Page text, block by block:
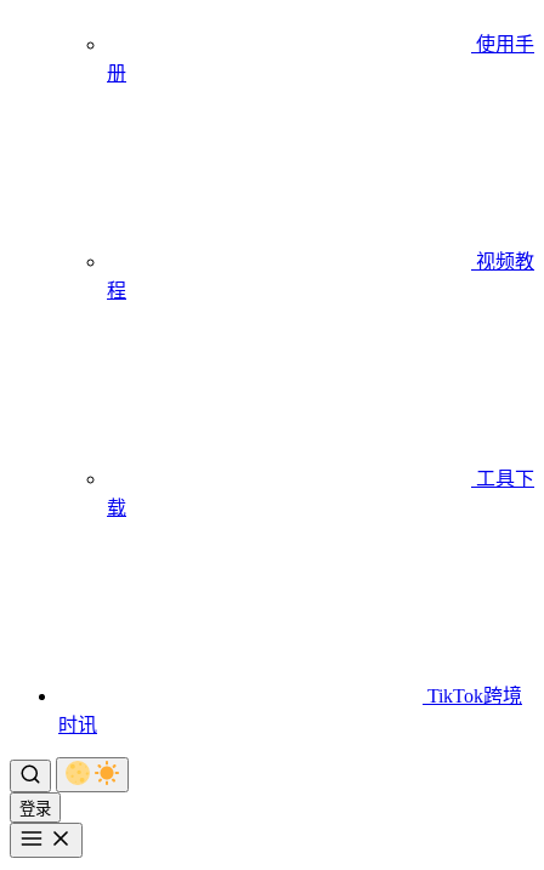
使用手
册
视频教
程
工具下
载
TikTok跨境
时讯
登录